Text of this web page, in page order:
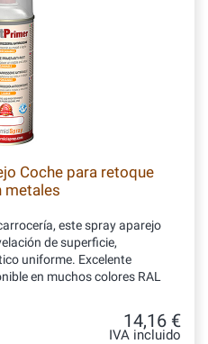
Coche para retoque
metales
este spray aparejo
de superficie,
uniforme. Excelente
en muchos colores RAL
14,16 €
IVA incluido